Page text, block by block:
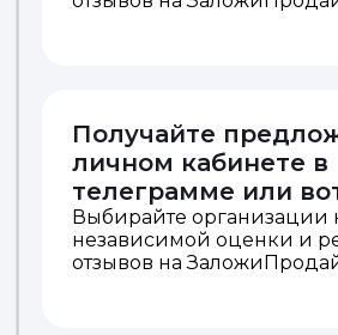
Получайте
личном кабинете в
телеграмме или
Выбирайте организации
независимой оценки и
отзывов на